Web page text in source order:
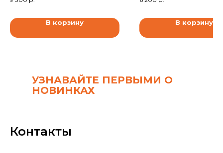
В корзину В корзину
УЗНАВАЙТЕ ПЕРВЫМИ О
НОВИНКАХ
Контакты